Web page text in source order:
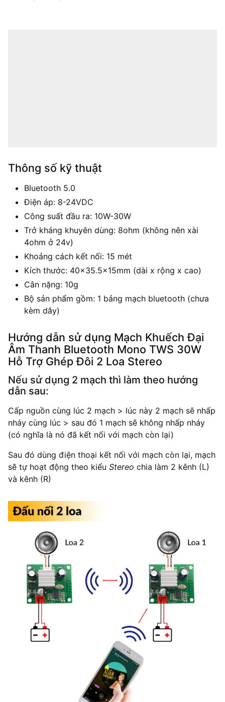
Thông số kỹ thuật
Bluetooth 5.0
Điện áp: 8-24VDC
Công suất đầu ra: 10W-30W
Trở kháng khuyên dùng: 8ohm (không nên xài
4ohm ở 24v)
Khoảng cách kết nối: 15 mét
Kích thước: 40×35.5x15mm (dài x rộng x cao)
Cân nặng: 10g
Bộ sản phẩm gồm: 1 bảng mạch bluetooth (chưa
kèm dây)
Hướng dẫn sử dụng Mạch Khuếch Đại
Âm Thanh Bluetooth Mono TWS 30W
Hỗ Trợ Ghép Đôi 2 Loa Stereo
Nếu sử dụng 2 mạch thì làm theo hướng
dẫn sau:
Cấp nguồn cùng lúc 2 mạch > lúc này 2 mạch sẽ nhấp
nháy cùng lúc > sau đó 1 mạch sẽ không nhấp nháy
(có nghĩa là nó đã kết nối với mạch còn lại)
Sau đó dùng điện thoại kết nối với mạch còn lại, mạch
sẽ tự hoạt động theo kiểu Stereo chia làm 2 kênh (L)
và kênh (R)